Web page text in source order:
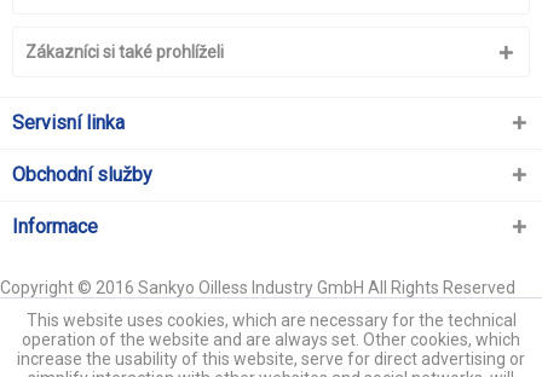
Zákazníci si také prohlíželi
Servisní linka
Obchodní služby
Informace
Copyright © 2016 Sankyo Oilless Industry GmbH All Rights Reserved
This website uses cookies, which are necessary for the technical
operation of the website and are always set. Other cookies, which
increase the usability of this website, serve for direct advertising or